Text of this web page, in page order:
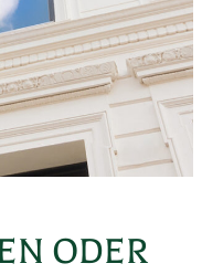
ODER